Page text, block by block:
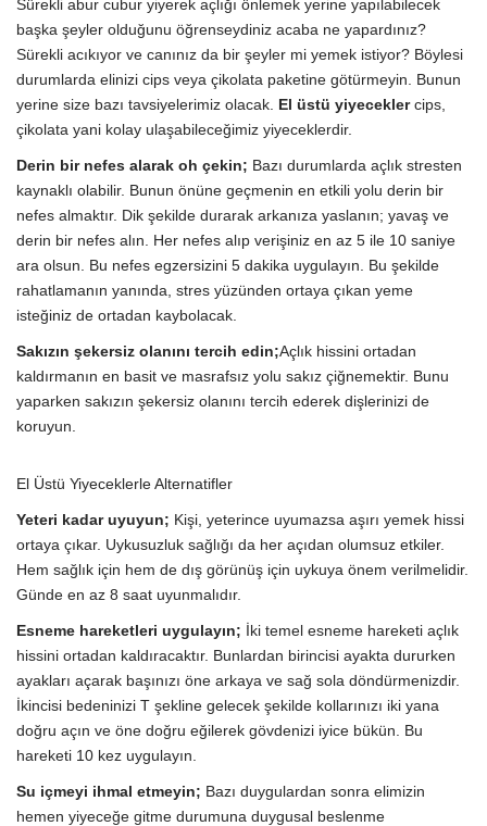
Sürekli abur cubur yiyerek açlığı önlemek yerine yapılabilecek
başka şeyler olduğunu öğrenseydiniz acaba ne yapardınız?
Sürekli acıkıyor ve canınız da bir şeyler mi yemek istiyor? Böylesi
durumlarda elinizi cips veya çikolata paketine götürmeyin. Bunun
yerine size bazı tavsiyelerimiz olacak. El üstü yiyeceklercips,
çikolata yani kolay ulaşabileceğimiz yiyeceklerdir.
Derin bir nefes alarak oh çekin; Bazı durumlarda açlık stresten
kaynaklı olabilir. Bunun önüne geçmenin en etkili yolu derin bir
nefes almaktır. Dik şekilde durarak arkanıza yaslanın; yavaş ve
derin bir nefes alın. Her nefes alıp verişiniz en az 5 ile 10 saniye
ara olsun. Bu nefes egzersizini 5 dakika uygulayın. Bu şekilde
rahatlamanın yanında, stres yüzünden ortaya çıkan yeme
isteğiniz de ortadan kaybolacak.
Sakızın şekersiz olanını tercih edin;Açlık hissini ortadan
kaldırmanın en basit ve masrafsız yolu sakız çiğnemektir. Bunu
yaparken sakızın şekersiz olanını tercih ederek dişlerinizi de
koruyun.
El Üstü Yiyeceklerle Alternatifler
Yeteri kadar uyuyun; Kişi, yeterince uyumazsa aşırı yemek hissi
ortaya çıkar. Uykusuzluk sağlığı da her açıdan olumsuz etkiler.
Hem sağlık için hem de dış görünüş için uykuya önem verilmelidir.
Günde en az 8 saat uyunmalıdır.
Esneme hareketleri uygulayın; İki temel esneme hareketi açlık
hissini ortadan kaldıracaktır. Bunlardan birincisi ayakta dururken
ayakları açarak başınızı öne arkaya ve sağ sola döndürmenizdir.
İkincisi bedeninizi T şekline gelecek şekilde kollarınızı iki yana
doğru açın ve öne doğru eğilerek gövdenizi iyice bükün. Bu
hareketi 10 kez uygulayın.
Su içmeyi ihmal etmeyin; Bazı duygulardan sonra elimizin
hemen yiyeceğe gitme durumuna duygusal beslenme